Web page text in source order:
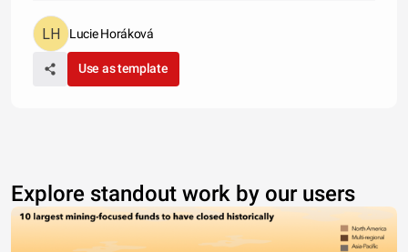
Lucie Horáková
Use as template
Explore standout work by our users